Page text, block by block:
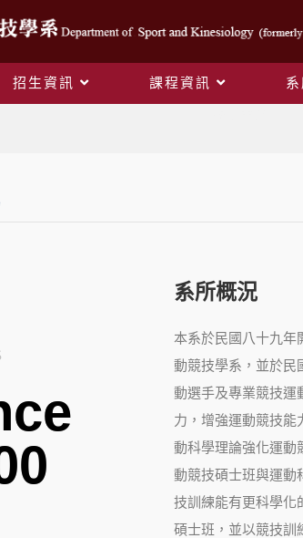
招生資訊 課程資訊
系所概況
本系於民國八十九年
動競技學系，並於民
動選手及專業競技運
力，增強運動競技能
動科學理論強化運動
動競技碩士班與運動
技訓練能有更科學化
碩士班，並以競技訓